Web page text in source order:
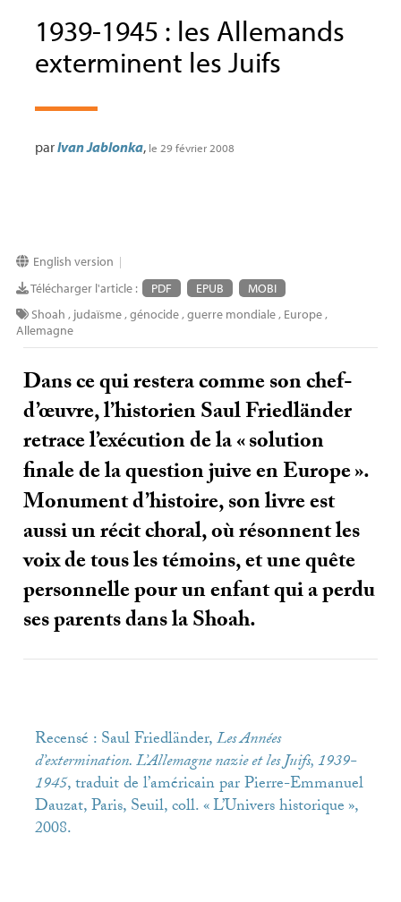
1939-1945 : les Allemands
exterminent les Juifs
parIvan Jablonka, le 29 février 2008
English version |
Télécharger l'article : PDF EPUB
MOBI
Shoah , judaïsme,génocide,guerre mondiale, Europe,
Allemagne
Dans ce qui restera comme son chef-
d’œuvre, l’historien Saul Friedländer
retrace l’exécution de la «solution
finale de la question juive en Europe».
Monument d’histoire, son livre est
aussi un récit choral, où résonnent les
voix de tous les témoins, et une quête
personnelle pour un enfant qui a perdu
ses parents dans la Shoah.
Recensé : Saul Friedländer,Les Années
d’extermination. L’Allemagne nazie et les Juifs, 1939-
1945, traduit de l’américain par Pierre-Emmanuel
Dauzat, Paris, Seuil, coll. «L’Univers historique»,
2008.